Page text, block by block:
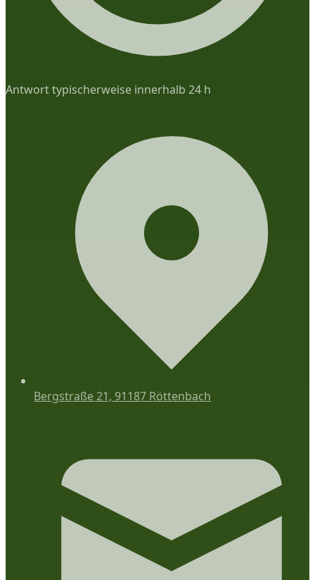
Antwort typischerweise innerhalb 24 h
Bergstraße 21, 91187 Röttenbach